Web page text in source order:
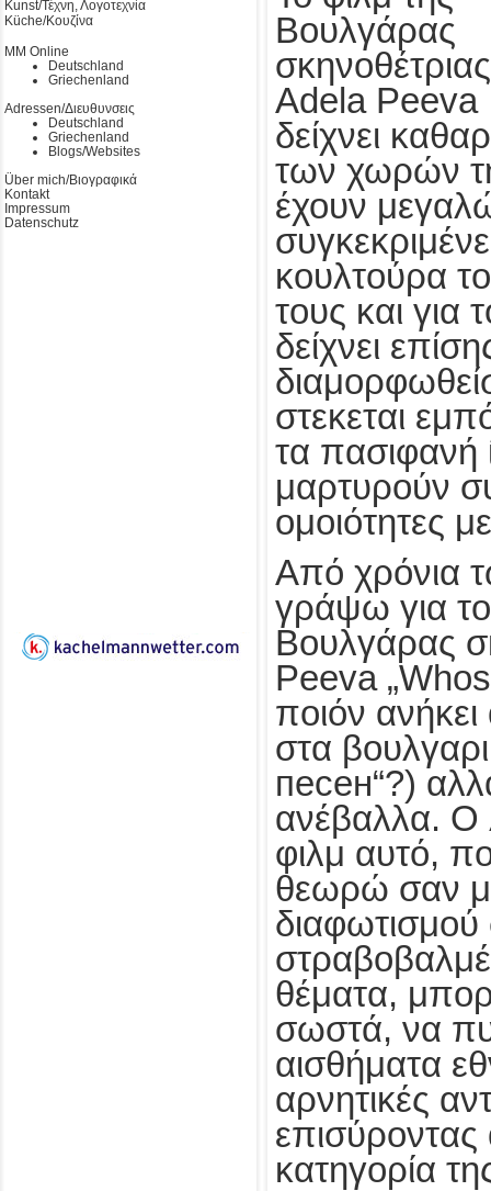
Kunst/Τέχνη, Λογοτεχνία
Küche/Κουζίνα
MM Online
Deutschland
Griechenland
Adressen/Διευθυνσεις
Deutschland
Griechenland
Blogs/Websites
Über mich/Βιογραφικά
Kontakt
Impressum
Datenschutz
Βουλγάρας
σκηνοθέτριας
Adela Peeva
δείχνει
των χωρών
έχουν
κουλτούρα
τους και για
δείχνει
στεκεται
τα πασιφανή
μαρτυρούν
ομοιότητες
Από χρόνια
γράψω για
Βουλγάρας
Peeva
ποιόν
στα
песен“?)
ανέβαλλα. Ο
φιλμ αυτό,
θεωρώ σαν
διαφωτισμού
θέματα,
σωστά, να
αισθήματα
αρνητικές
επισύροντας
κατηγορία